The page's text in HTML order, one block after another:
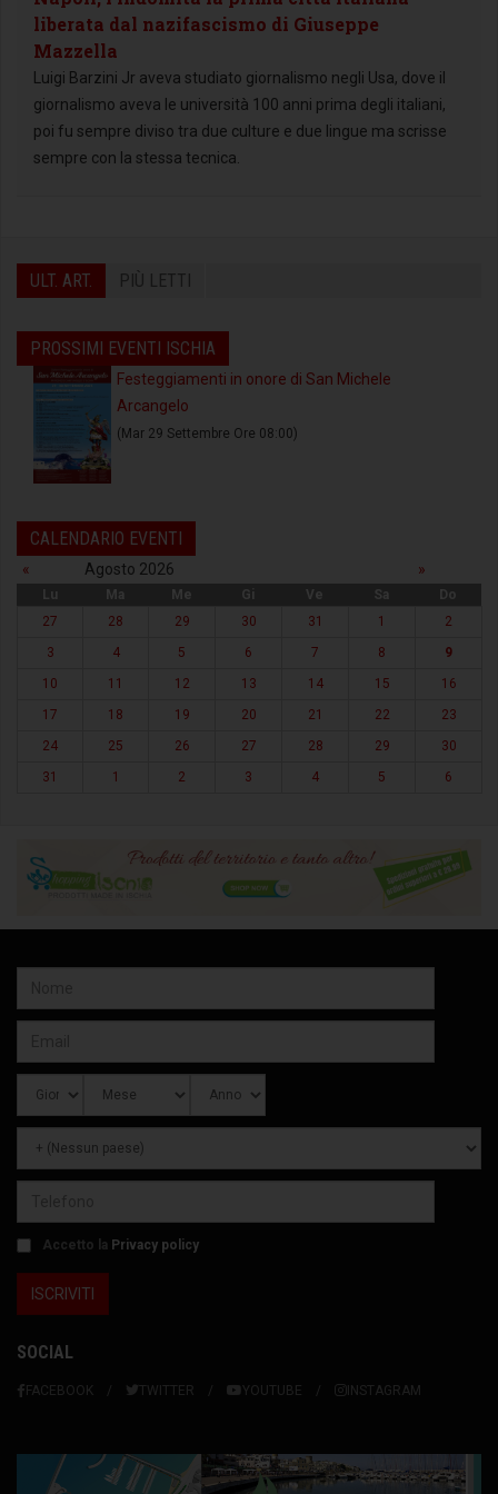
liberata dal nazifascismo di Giuseppe
Mazzella
Luigi Barzini Jr aveva studiato giornalismo negli Usa, dove il
giornalismo aveva le università 100 anni prima degli italiani,
poi fu sempre diviso tra due culture e due lingue ma scrisse
sempre con la stessa tecnica.
ULT. ART. PIÙ LETTI
PROSSIMI EVENTI ISCHIA
Festeggiamenti in onore di San Michele
Arcangelo
(Mar 29 Settembre Ore 08:00)
CALENDARIO EVENTI
« Agosto 2026 »
Lu Ma Me Gi Ve Sa
Do
27
28 29 30 31 1
2
3
4 5 6 7 8
9
10
11 12 13 14 15
16
17
18 19 20 21 22
23
24
25 26 27 28 29
30
31
1 2 3 4 5 6
Accetto la Privacy policy
SOCIAL
FACEBOOK TWITTER YOUTUBE INSTAGRAM